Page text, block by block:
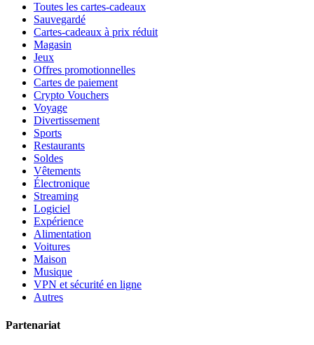
Toutes les cartes-cadeaux
Sauvegardé
Cartes-cadeaux à prix réduit
Magasin
Jeux
Offres promotionnelles
Cartes de paiement
Crypto Vouchers
Voyage
Divertissement
Sports
Restaurants
Soldes
Vêtements
Électronique
Streaming
Logiciel
Expérience
Alimentation
Voitures
Maison
Musique
VPN et sécurité en ligne
Autres
Partenariat